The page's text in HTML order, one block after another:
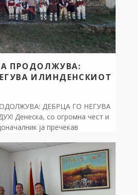
ПРОДОЛЖУВА:
ИЛИНДЕНСКИОТ
ДЕБРЦА ГО НЕГУВА
Денеска, со огромна чест и
ја пречекав
со коњаниците
Лактиње. Во знак на
предци и херои, кои низ
за слободна Македонија,
на спомен-обележјата. […]